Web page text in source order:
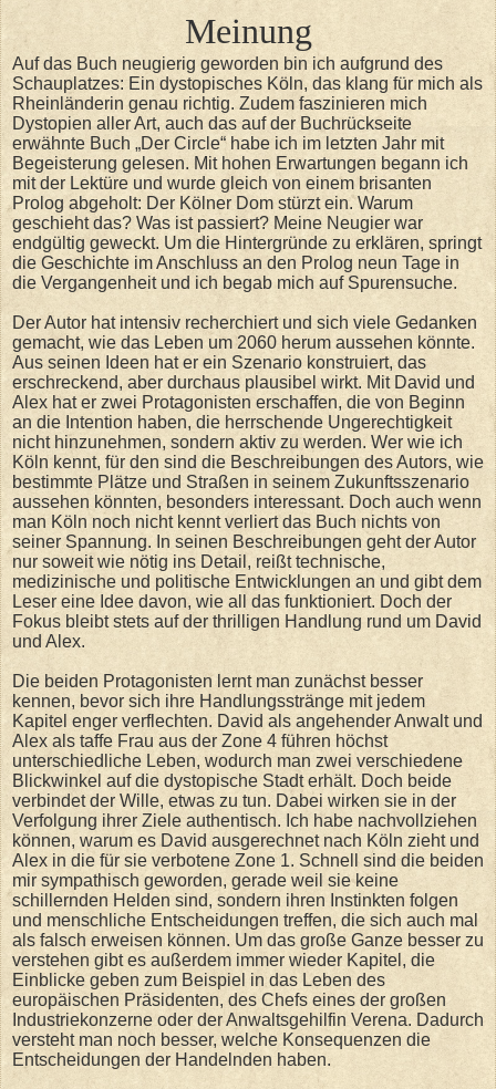
Meinung
Auf das Buch neugierig geworden bin ich aufgrund des
Schauplatzes: Ein dystopisches Köln, das klang für mich als
Rheinländerin genau richtig. Zudem faszinieren mich
Dystopien aller Art, auch das auf der Buchrückseite
erwähnte Buch „Der Circle“ habe ich im letzten Jahr mit
Begeisterung gelesen. Mit hohen Erwartungen begann ich
mit der Lektüre und wurde gleich von einem brisanten
Prolog abgeholt: Der Kölner Dom stürzt ein. Warum
geschieht das? Was ist passiert? Meine Neugier war
endgültig geweckt. Um die Hintergründe zu erklären, springt
die Geschichte im Anschluss an den Prolog neun Tage in
die Vergangenheit und ich begab mich auf Spurensuche.
Der Autor hat intensiv recherchiert und sich viele Gedanken
gemacht, wie das Leben um 2060 herum aussehen könnte.
Aus seinen Ideen hat er ein Szenario konstruiert, das
erschreckend, aber durchaus plausibel wirkt. Mit David und
Alex hat er zwei Protagonisten erschaffen, die von Beginn
an die Intention haben, die herrschende Ungerechtigkeit
nicht hinzunehmen, sondern aktiv zu werden. Wer wie ich
Köln kennt, für den sind die Beschreibungen des Autors, wie
bestimmte Plätze und Straßen in seinem Zukunftsszenario
aussehen könnten, besonders interessant. Doch auch wenn
man Köln noch nicht kennt verliert das Buch nichts von
seiner Spannung. In seinen Beschreibungen geht der Autor
nur soweit wie nötig ins Detail, reißt technische,
medizinische und politische Entwicklungen an und gibt dem
Leser eine Idee davon, wie all das funktioniert. Doch der
Fokus bleibt stets auf der thrilligen Handlung rund um David
und Alex.
Die beiden Protagonisten lernt man zunächst besser
kennen, bevor sich ihre Handlungsstränge mit jedem
Kapitel enger verflechten. David als angehender Anwalt und
Alex als taffe Frau aus der Zone 4 führen höchst
unterschiedliche Leben, wodurch man zwei verschiedene
Blickwinkel auf die dystopische Stadt erhält. Doch beide
verbindet der Wille, etwas zu tun. Dabei wirken sie in der
Verfolgung ihrer Ziele authentisch. Ich habe nachvollziehen
können, warum es David ausgerechnet nach Köln zieht und
Alex in die für sie verbotene Zone 1. Schnell sind die beiden
mir sympathisch geworden, gerade weil sie keine
schillernden Helden sind, sondern ihren Instinkten folgen
und menschliche Entscheidungen treffen, die sich auch mal
als falsch erweisen können. Um das große Ganze besser zu
verstehen gibt es außerdem immer wieder Kapitel, die
Einblicke geben zum Beispiel in das Leben des
europäischen Präsidenten, des Chefs eines der großen
Industriekonzerne oder der Anwaltsgehilfin Verena. Dadurch
versteht man noch besser, welche Konsequenzen die
Entscheidungen der Handelnden haben.